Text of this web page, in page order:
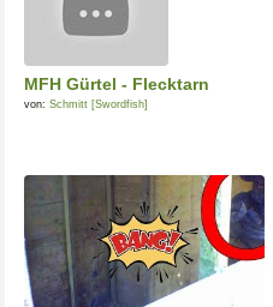
MFH Gürtel - Flecktarn
von: Schmitt [Swordfish]